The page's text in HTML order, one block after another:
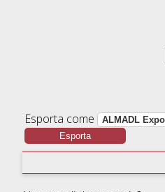
Esporta come